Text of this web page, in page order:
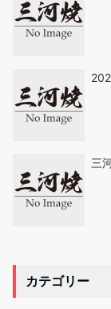
三
カテゴリー